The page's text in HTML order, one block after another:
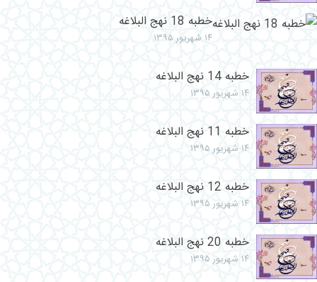
خطبه 18 نهج البلاغه
۱۴ شهریور ۱۳۹۵
خطبه 14 نهج البلاغه
۱۴ شهریور ۱۳۹۵
خطبه 11 نهج البلاغه
۱۴ شهریور ۱۳۹۵
خطبه 12 نهج البلاغه
۱۴ شهریور ۱۳۹۵
خطبه 20 نهج البلاغه
۱۴ شهریور ۱۳۹۵